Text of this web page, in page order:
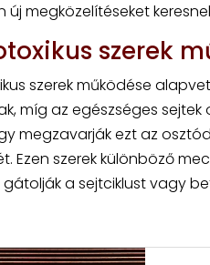
új megközelítéseket
szerek
szerek működése
míg az egészséges
megzavarják ezt az
Ezen szerek különböző
gátolják a sejtciklust vagy